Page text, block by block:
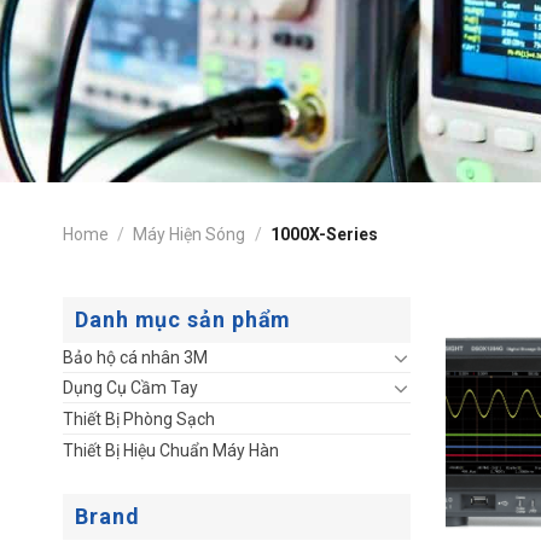
Home / Máy Hiện Sóng / 1000X-Series
Danh mục sản phẩm
Bảo hộ cá nhân 3M
Dụng Cụ Cầm Tay
Thiết Bị Phòng Sạch
Thiết Bị Hiệu Chuẩn Máy Hàn
Brand